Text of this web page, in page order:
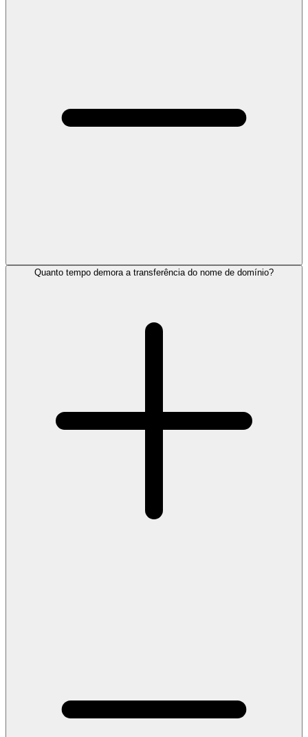
Quanto tempo demora a transferência do nome de domínio?